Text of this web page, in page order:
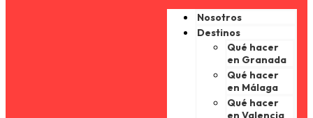
Nosotros
Destinos
Qué hacer
en Granada
Qué hacer
en Málaga
Qué hacer
en Valencia